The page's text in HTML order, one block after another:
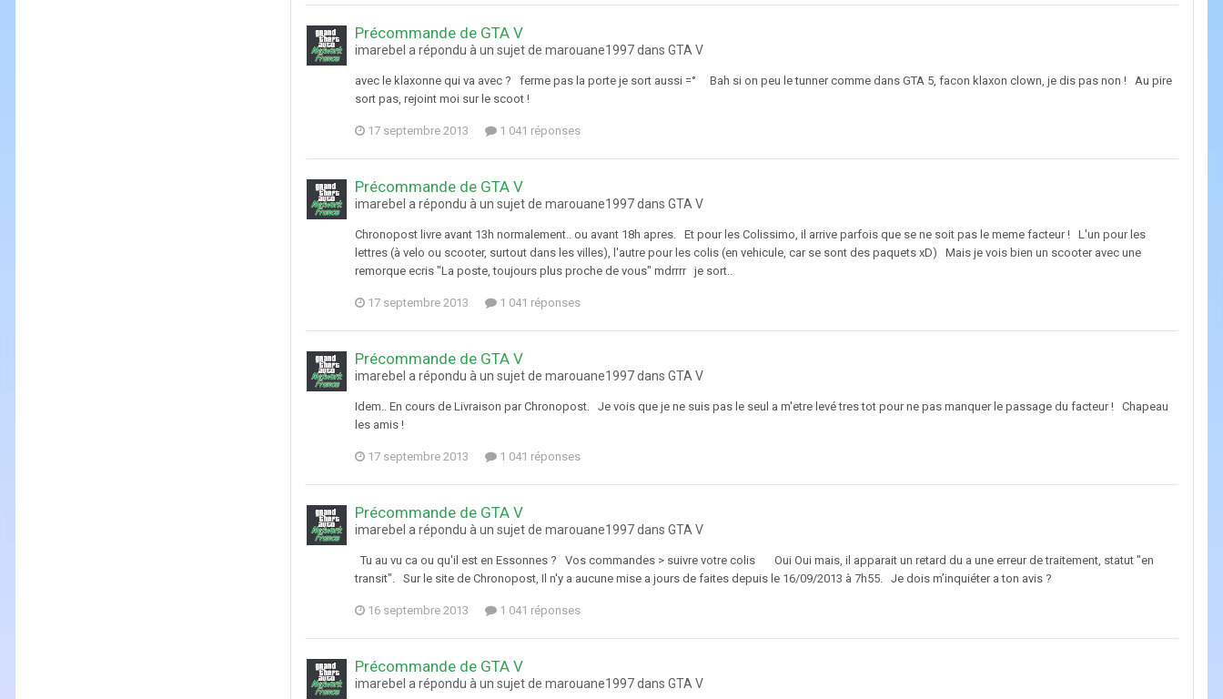
Précommande de GTA V
imarebel a répondu à un sujet de marouane1997 dans GTA V
avec le klaxonne qui va avec ? ferme pas la porte je sort aussi =° Bah si on peu le tunner comme dans GTA 5, facon klaxon clown, je dis pas non ! Au pire
sort pas, rejoint moi sur le scoot !
17 septembre 2013 1 041 réponses
Précommande de GTA V
imarebel a répondu à un sujet de marouane1997 dans GTA V
Chronopost livre avant 13h normalement.. ou avant 18h apres. Et pour les Colissimo, il arrive parfois que se ne soit pas le meme facteur ! L'un pour les
lettres (à velo ou scooter, surtout dans les villes), l'autre pour les colis (en vehicule, car se sont des paquets xD) Mais je vois bien un scooter avec une
remorque ecris "La poste, toujours plus proche de vous" mdrrrr je sort..
17 septembre 2013 1 041 réponses
Précommande de GTA V
imarebel a répondu à un sujet de marouane1997 dans GTA V
Idem.. En cours de Livraison par Chronopost. Je vois que je ne suis pas le seul a m'etre levé tres tot pour ne pas manquer le passage du facteur ! Chapeau
les amis !
17 septembre 2013 1 041 réponses
Précommande de GTA V
imarebel a répondu à un sujet de marouane1997 dans GTA V
Tu au vu ca ou qu'il est en Essonnes ? Vos commandes > suivre votre colis Oui Oui mais, il apparait un retard du a une erreur de traitement, statut "en
transit". Sur le site de Chronopost, Il n'y a aucune mise a jours de faites depuis le 16/09/2013 à 7h55. Je dois m’inquiéter a ton avis ?
16 septembre 2013 1 041 réponses
Précommande de GTA V
imarebel a répondu à un sujet de marouane1997 dans GTA V